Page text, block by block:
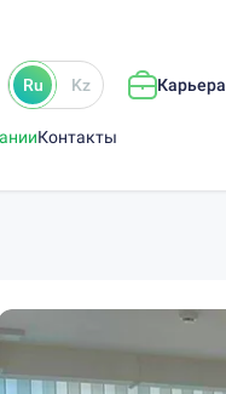
Ru Kz Карьера
Контакты